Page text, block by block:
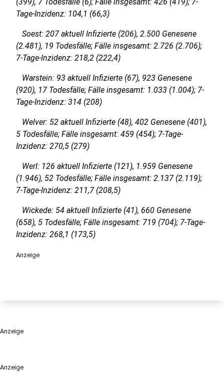
Anzeige
Tage-Inzidenz: 104,1 (66,3)
Soest: 207 aktuell Infizierte (206), 2.500 Genesene
(2.481), 19 Todesfälle; Fälle insgesamt: 2.726 (2.706);
7-Tage-Inzidenz: 218,2 (222,4)
Warstein: 93 aktuell Infizierte (67), 923 Genesene
(920), 17 Todesfälle; Fälle insgesamt: 1.033 (1.004); 7-
Tage-Inzidenz: 314 (208)
Welver: 52 aktuell Infizierte (48), 402 Genesene (401),
5 Todesfälle; Fälle insgesamt: 459 (454); 7-Tage-
Inzidenz: 270,5 (279)
Werl: 126 aktuell Infizierte (121), 1.959 Genesene
(1.946), 52 Todesfälle; Fälle insgesamt: 2.137 (2.119);
7-Tage-Inzidenz: 211,7 (208,5)
Wickede: 54 aktuell Infizierte (41), 660 Genesene
(658), 5 Todesfälle; Fälle insgesamt: 719 (704); 7-Tage-
Inzidenz: 268,1 (173,5)
Anzeige
Anzeige